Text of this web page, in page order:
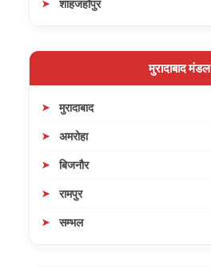
शाहजहाँपुर
मुरादाबाद मंडल
मुरादाबाद
अमरोहा
बिजनौर
रामपुर
सम्भल